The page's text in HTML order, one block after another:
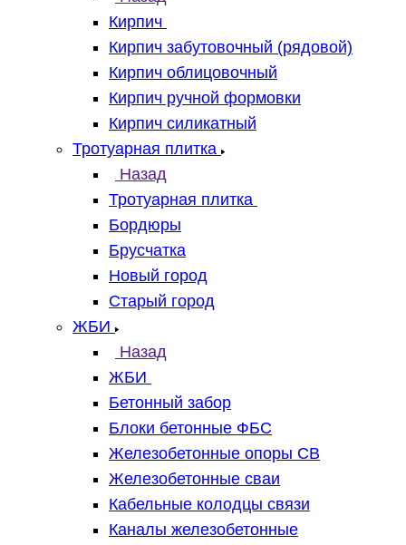
Кирпич
Кирпич забутовочный (рядовой)
Кирпич облицовочный
Кирпич ручной формовки
Кирпич силикатный
Тротуарная плитка
Назад
Тротуарная плитка
Бордюры
Брусчатка
Новый город
Старый город
ЖБИ
Назад
ЖБИ
Бетонный забор
Блоки бетонные ФБС
Железобетонные опоры СВ
Железобетонные сваи
Кабельные колодцы связи
Каналы железобетонные